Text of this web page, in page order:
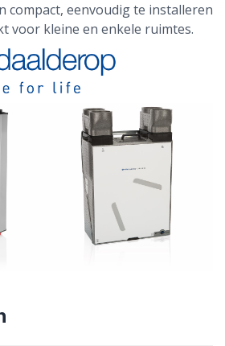
compact, eenvoudig te installeren
voor kleine en enkele ruimtes.